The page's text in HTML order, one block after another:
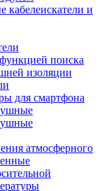
кабелеискатели и
поиска
изоляции
для смартфона
атмосферного